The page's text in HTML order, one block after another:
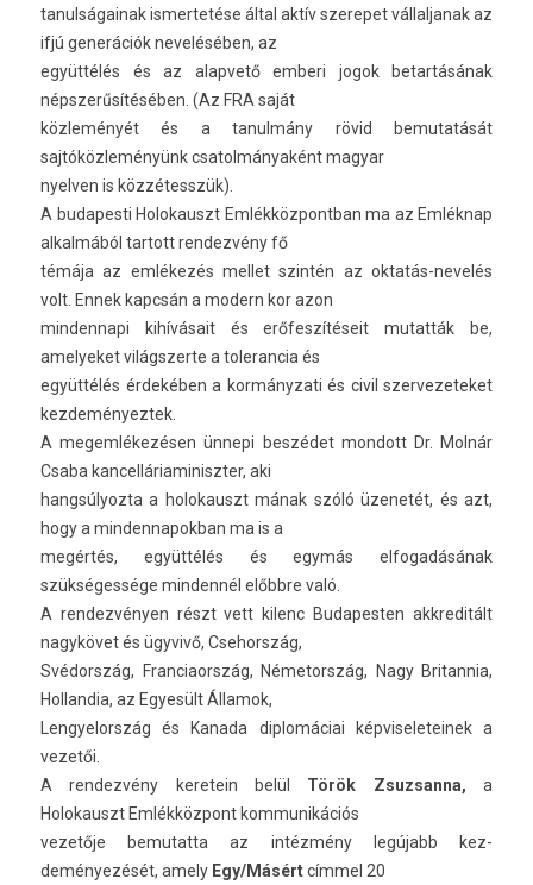
tanul­ságainak is­mertetése által aktív szerepet vál­laljanak az
ifjú generációk nevelésében, az
együttélés és az al­ap­vető em­beri jogok bet­ar­tásának
népszerűsítésében. (Az FRA saját
közleményét és a tanul­mány rövid be­mutatását
sajtóközleményünk csatol­mányaként magyar
nyelv­en is közzétesszük).
A budapes­ti Holokauszt Em­lék­központban ma az Emléknap
al­kal­mából tar­tott re­ndez­vény fő
témája az emlékezés mel­let szintén az oktatás-nevelés
volt. Ennek kapcsán a modern kor azon
min­dennapi kihívásait és erőfeszítéseit mutat­ták be,
amelyeket világszer­te a toleran­cia és
együttélés érdekében a kor­mányzati és civil szer­vezeteket
kez­deményez­tek.
A megem­lékezés­en ünnepi beszédet mon­dott Dr. Molnár
Csaba kan­celláriaminiszt­er, aki
han­gsúlyoz­ta a holokauszt mának szóló üzenetét, és azt,
hogy a min­dennapok­ban ma is a
megértés, együttélés és egymás el­fogadásának
szükségessége min­dennél előbbre való.
A re­ndez­vény­en részt vett kilenc Budapest­en akkreditált
nagykövet és ügyvivő, Csehország,
Svédország, Fran­ciaország, Németország, Nagy Britan­nia,
Hol­landia, az Egyesült Államok,
Len­gyelország és Kanada di­plomáciai kép­viseleteinek a
vezetői.
A re­ndez­vény keretein belül Török Zsuz­sanna,a
Holokauszt Emlékközpont kom­munikációs
vezetője be­mutat­ta az intézmény legújabb kez­
deményezését, amely Egy/Másértcímmel 20